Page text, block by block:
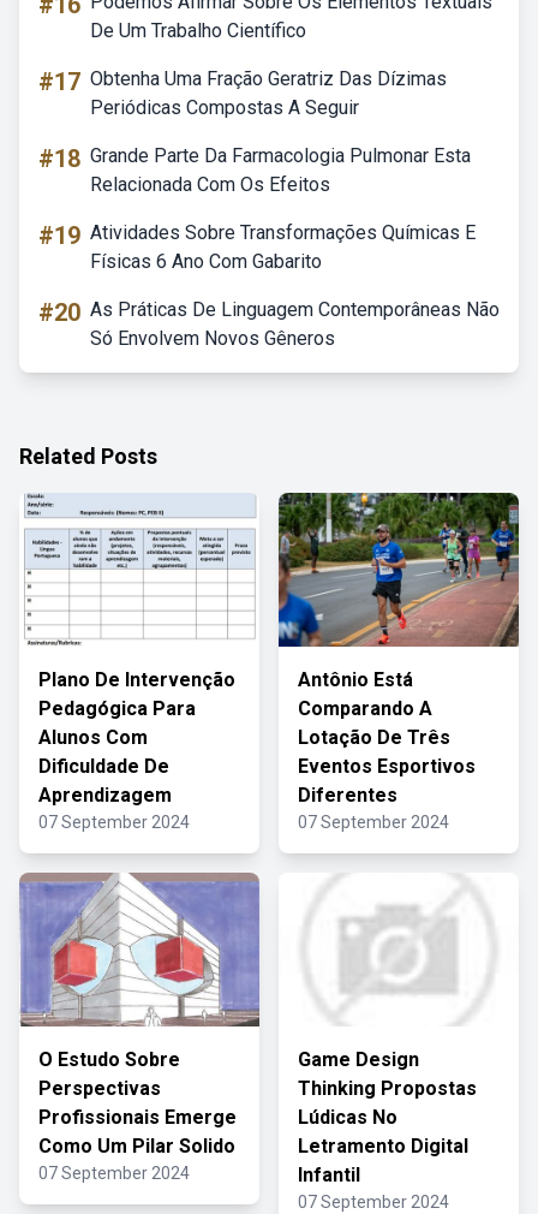
De Um Trabalho Científico
#17 Obtenha Uma Fração Geratriz Das Dízimas
Periódicas Compostas A Seguir
#18 Grande Parte Da Farmacologia Pulmonar Esta
Relacionada Com Os Efeitos
#19 Atividades Sobre Transformações Químicas E
Físicas 6 Ano Com Gabarito
#20 As Práticas De Linguagem Contemporâneas Não
Só Envolvem Novos Gêneros
Related Posts
Plano De Intervenção
Pedagógica Para
Alunos Com
Dificuldade De
Aprendizagem
07 September 2024
Antônio Está
Comparando A
Lotação De Três
Eventos Esportivos
Diferentes
07 September 2024
O Estudo Sobre
Perspectivas
Profissionais Emerge
Como Um Pilar Solido
07 September 2024
Game Design
Thinking Propostas
Lúdicas No
Letramento Digital
Infantil
07 September 2024